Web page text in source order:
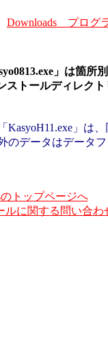
Downloads プログ
」は箇所
ストールディレク
KasyoH11.exe」は
のデータはデータ
トップページへ
ルに関する問い合わ